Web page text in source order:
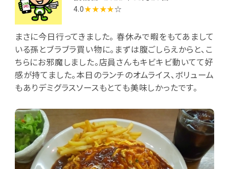
4.0★★★★☆
まさに今日行ってきました。 春休みで暇をもてあまして
いる孫とブラブラ買い物に。まずは腹ごしらえからと、こ
ちらにお邪魔しました。店員さんもキビキビ動いてて好
感が持てました。本日のランチのオムライス、ボリューム
もありデミグラスソースもとても美味しかったです。